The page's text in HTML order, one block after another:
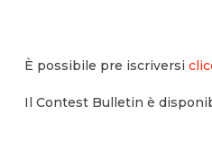
È possibile pre iscriversi
Il Contest Bulletin è